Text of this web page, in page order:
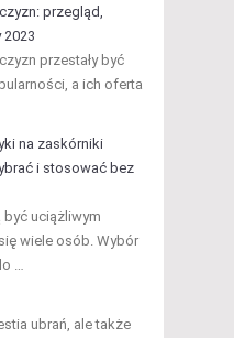
przegląd,
przestały być
a ich oferta
na zaskórniki
i stosować bez
uciążliwym
wiele osób. Wybór
…
ubrań, ale także